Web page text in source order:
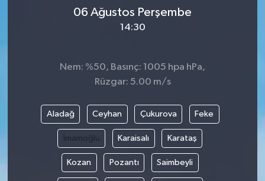
06 Ağustos Perşembe
14:30
Nem: %50, Basınç: 1005 hpa hPa,
Rüzgar: 5.00 m/s
Aladağ Ceyhan Çukurova Feke
İmamoğlu Karaisalı Karataş
Kozan Pozantı Saimbeyli